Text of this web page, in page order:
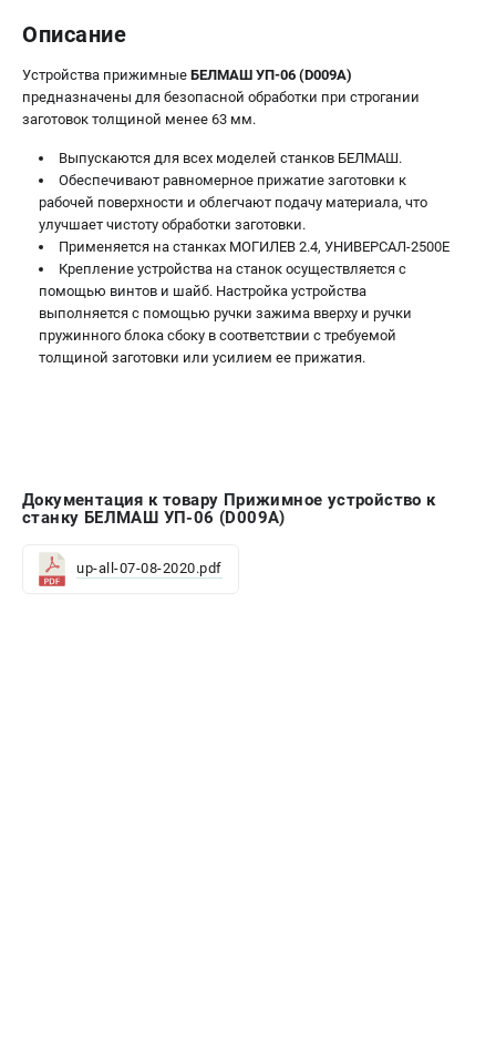
проспект Александровской Фермы, 29АЛ
8 (812) 317-66-20
Режим работы колл-центра:
сб - с 10:00 до 16:00
zakaz@belmash-market.ru
Описание
Устройства прижимные БЕЛМАШ УП-06 (D009A)
предназначены для безопасной обработки при строгании
заготовок толщиной менее 63 мм.
Выпускаются для всех моделей станков БЕЛМАШ.
Обеспечивают равномерное прижатие заготовки к
рабочей поверхности и облегчают подачу материала, что
улучшает чистоту обработки заготовки.
Применяется на станках МОГИЛЕВ 2.4, УНИВЕРСАЛ-2500Е
Крепление устройства на станок осуществляется с
помощью винтов и шайб. Настройка устройства
выполняется с помощью ручки зажима вверху и ручки
пружинного блока сбоку в соответствии с требуемой
толщиной заготовки или усилием ее прижатия.
Документация к товару Прижимное устройство к
станку БЕЛМАШ УП-06 (D009A)
up-all-07-08-2020.pdf